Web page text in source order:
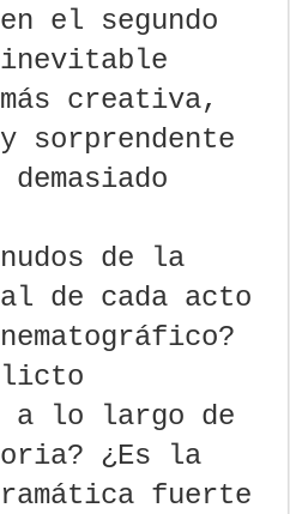
el segundo
creativa,
sorprendente
nudos de la
de cada acto
a lo largo de
¿Es la
fuerte